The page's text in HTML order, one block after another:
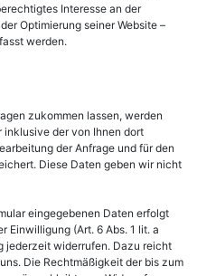
Interesse an der
Optimierung seiner Website –
werden.
zukommen lassen, werden
inklusive der von Ihnen dort
der Anfrage und für den
Diese Daten geben wir nicht
eingegebenen Daten erfolgt
Einwilligung (Art. 6 Abs. 1 lit. a
jederzeit widerrufen. Dazu reicht
Die Rechtmäßigkeit der bis zum